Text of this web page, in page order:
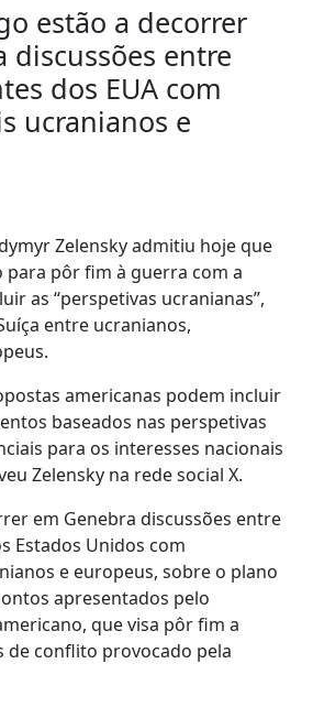
estão a decorrer
discussões entre
dos EUA com
ucranianos e
Zelensky admitiu hoje que
para pôr fim à guerra com a
as “perspetivas ucranianas”,
entre ucranianos,
americanas podem incluir
baseados nas perspetivas
para os interesses nacionais
Zelensky na rede social X.
em Genebra discussões entre
Estados Unidos com
e europeus, sobre o plano
apresentados pelo
que visa pôr fim a
de conflito provocado pela